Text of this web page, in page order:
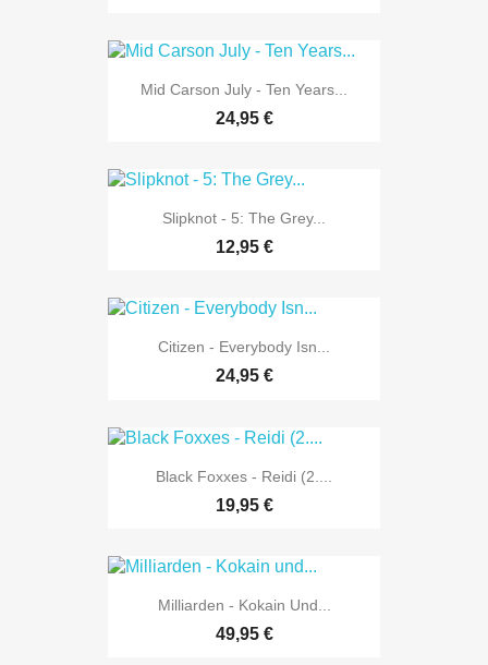
Mid Carson July - Ten Years...
24,95 €
Slipknot - 5: The Grey...
12,95 €
Citizen - Everybody Isn...
24,95 €
Black Foxxes - Reidi (2....
19,95 €
Milliarden - Kokain Und...
49,95 €